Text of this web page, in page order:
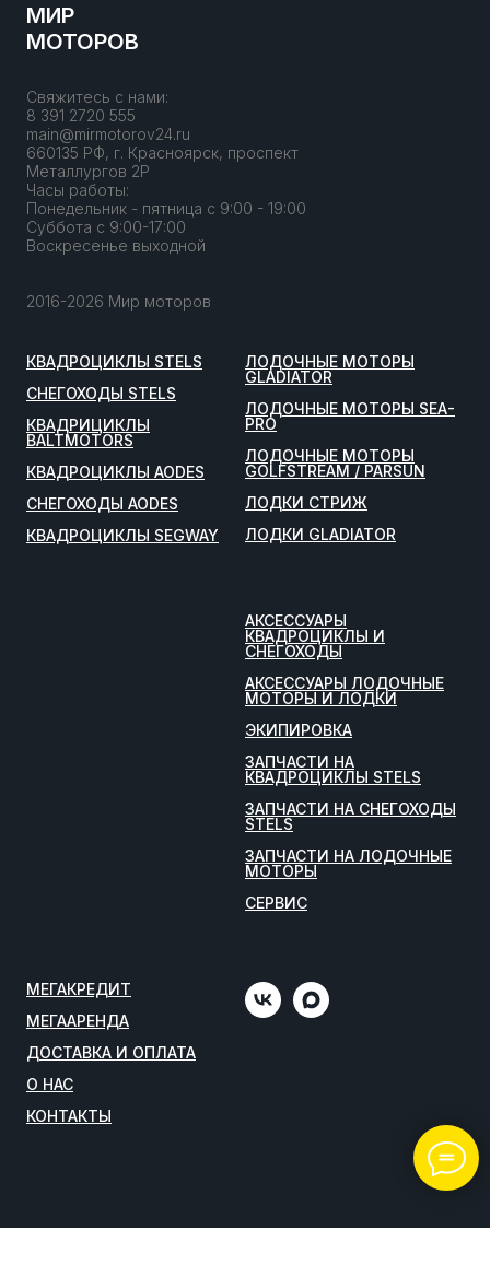
МИР
МОТОРОВ
Свяжитесь с нами:
8 391 2720 555
main@mirmotorov24.ru
660135 РФ, г. Красноярск, проспект
Металлургов 2Р
Часы работы:
Понедельник - пятница с 9:00 - 19:00
Суббота с 9:00-17:00
Воскресенье выходной
2016-2026 Мир моторов
КВАДРОЦИКЛЫ STELS
СНЕГОХОДЫ STELS
КВАДРИЦИКЛЫ
BALTMOTORS
КВАДРОЦИКЛЫ AODES
СНЕГОХОДЫ AODES
КВАДРОЦИКЛЫ SEGWAY
ЛОДОЧНЫЕ МОТОРЫ
GLADIATOR
ЛОДОЧНЫЕ МОТОРЫ SEA-
PRO
ЛОДОЧНЫЕ МОТОРЫ
GOLFSTREAM / PARSUN
ЛОДКИ СТРИЖ
ЛОДКИ GLADIATOR
АКСЕССУАРЫ
КВАДРОЦИКЛЫ И
СНЕГОХОДЫ
АКСЕССУАРЫ ЛОДОЧНЫЕ
МОТОРЫ И ЛОДКИ
ЭКИПИРОВКА
ЗАПЧАСТИ НА
КВАДРОЦИКЛЫ STELS
ЗАПЧАСТИ НА СНЕГОХОДЫ
STELS
ЗАПЧАСТИ НА ЛОДОЧНЫЕ
МОТОРЫ
СЕРВИС
МЕГАКРЕДИТ
МЕГААРЕНДА
ДОСТАВКА И ОПЛАТА
О НАС
КОНТАКТЫ